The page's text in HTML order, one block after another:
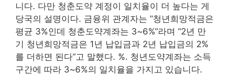
니다. 다만 청춘도약 계정이 일치율이 더 높다는 게
당국의 설명이다. 금융위 관계자는 “청년희망적금은
평균 3%인데 청춘도약계좌는 3~6%”라며 “2년 만
기 청년희망적금은 1년 납입금과 2년 납입금의 2%
를 더하면 된다”고 말했다. %. 청년도약계좌는 소득
구간에 따라 3~6%의 일치율을 가지고 있습니다.